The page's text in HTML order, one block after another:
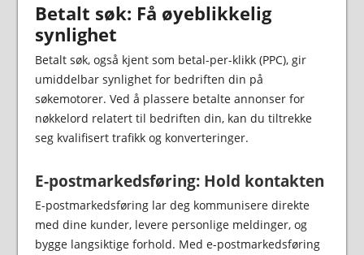
Betalt søk: Få øyeblikkelig
synlighet
Betalt søk, også kjent som betal-per-klikk (PPC), gir
umiddelbar synlighet for bedriften din på
søkemotorer. Ved å plassere betalte annonser for
nøkkelord relatert til bedriften din, kan du tiltrekke
seg kvalifisert trafikk og konverteringer.
E-postmarkedsføring: Hold kontakten
E-postmarkedsføring lar deg kommunisere direkte
med dine kunder, levere personlige meldinger, og
bygge langsiktige forhold. Med e-postmarkedsføring